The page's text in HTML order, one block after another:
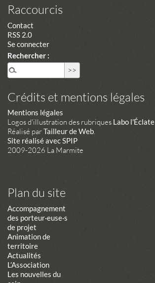
Raccourcis
Contact
RSS 2.0
Se connecter
Rechercher :
Crédits et mentions légales
Mentions légales
Logos d'illustration des rubriques Labo l'Éclate
Réalisé parTailleur de Web.
Site réalisé avec SPIP
2009-2026 La Marmite
Plan du site
Accompagnement
des porteur·euse·s
de projet
Animation de
territoire
Actualités
L’Association
Les nouvelles du